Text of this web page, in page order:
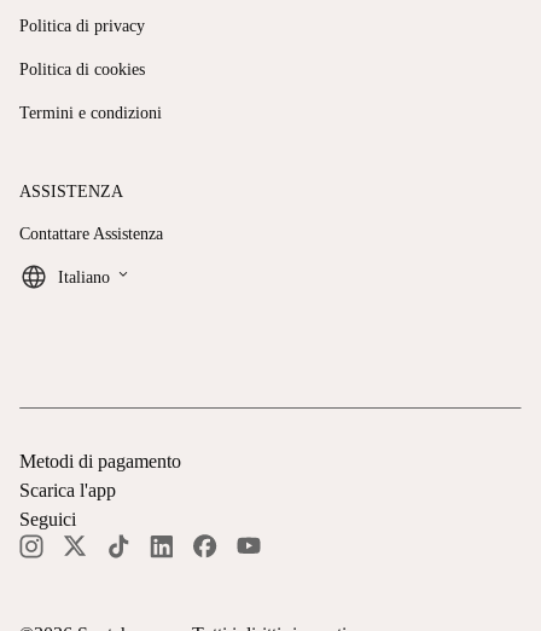
Politica di privacy
Politica di cookies
Termini e condizioni
ASSISTENZA
Contattare Assistenza
Italiano keyboard_arrow_down
Metodi di pagamento
Scarica l'app
Seguici